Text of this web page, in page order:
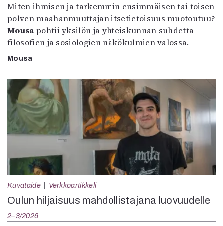
Miten ihmisen ja tarkemmin ensimmäisen tai toisen
polven maahanmuuttajan itsetietoisuus muotoutuu?
Mousa pohtii yksilön ja yhteiskunnan suhdetta
filosofien ja sosiologien näkökulmien valossa.
Mousa
Kuvataide Verkkoartikkeli
Oulun hiljaisuus mahdollistajana luovuudelle
2–3/2026